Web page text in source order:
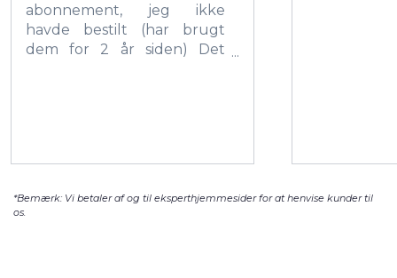
abonnement, jeg ikke
havde bestilt (har brugt
dem for 2 år siden) Det
*Bemærk: Vi betaler af og til eksperthjemmesider for at henvise kunder til
os.